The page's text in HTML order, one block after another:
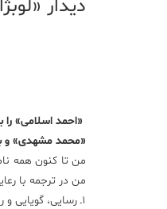
دیدار
«محمد مشهدی» و
من در ترجمه با
۱ـ رسایی، گویایی و روز‌آمدی